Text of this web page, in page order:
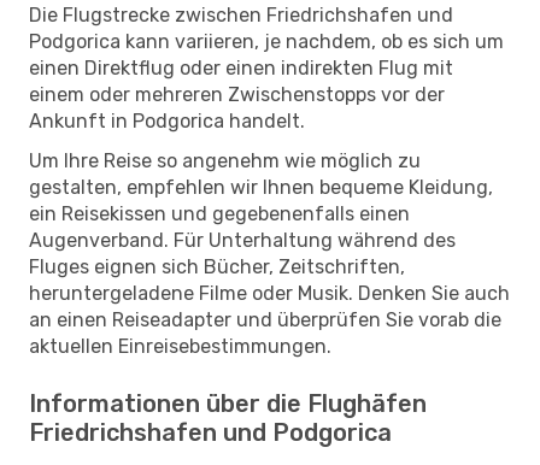
Die Flugstrecke zwischen Friedrichshafen und
Podgorica kann variieren, je nachdem, ob es sich um
einen Direktflug oder einen indirekten Flug mit
einem oder mehreren Zwischenstopps vor der
Ankunft in Podgorica handelt.
Um Ihre Reise so angenehm wie möglich zu
gestalten, empfehlen wir Ihnen bequeme Kleidung,
ein Reisekissen und gegebenenfalls einen
Augenverband. Für Unterhaltung während des
Fluges eignen sich Bücher, Zeitschriften,
heruntergeladene Filme oder Musik. Denken Sie auch
an einen Reiseadapter und überprüfen Sie vorab die
aktuellen Einreisebestimmungen.
Informationen über die Flughäfen
Friedrichshafen und Podgorica